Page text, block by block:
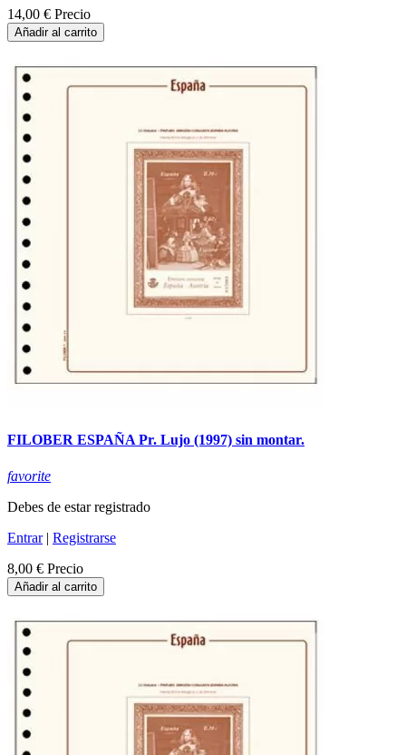
14,00 € Precio
Añadir al carrito
FILOBER ESPAÑA Pr. Lujo (1997) sin montar.
favorite
Debes de estar registrado
Entrar| Registrarse
8,00 € Precio
Añadir al carrito